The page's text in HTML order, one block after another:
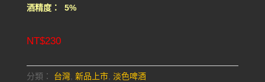
酒精度： 5%
NT$230
分類： 台灣, 新品上市, 淡色啤酒